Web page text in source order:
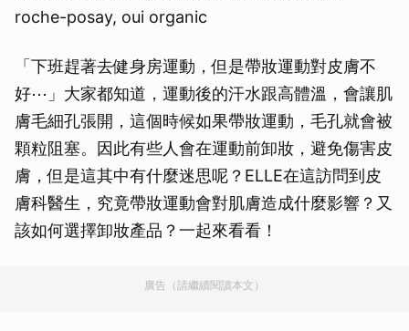
roche-posay, oui organic
「下班趕著去健身房運動，但是帶妝運動對皮膚不
好⋯」大家都知道，運動後的汗水跟高體溫，會讓肌
膚毛細孔張開，這個時候如果帶妝運動，毛孔就會被
顆粒阻塞。因此有些人會在運動前卸妝，避免傷害皮
膚，但是這其中有什麼迷思呢？ELLE在這訪問到皮
膚科醫生，究竟帶妝運動會對肌膚造成什麼影響？又
該如何選擇卸妝產品？一起來看看！
廣告（請繼續閱讀本文）